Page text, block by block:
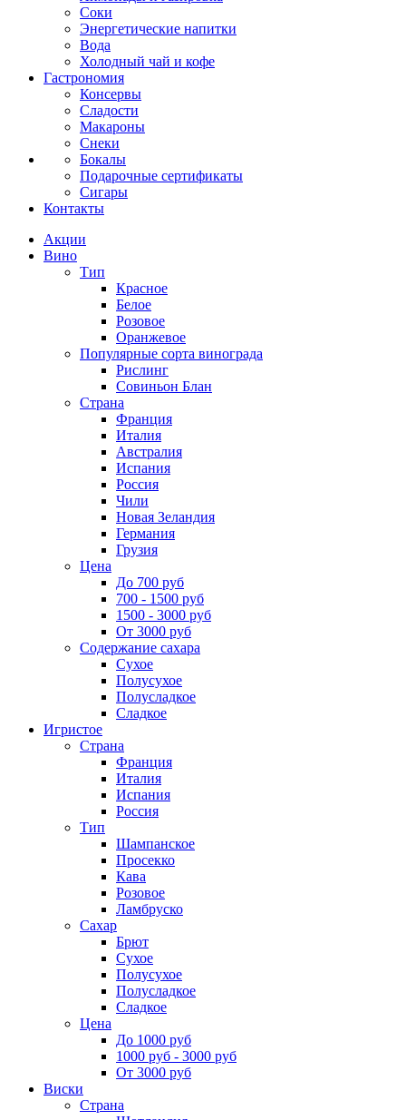
Соки
Энергетические напитки
Вода
Холодный чай и кофе
Гастрономия
Консервы
Сладости
Макароны
Снеки
Бокалы
Подарочные сертификаты
Сигары
Контакты
Акции
Вино
Тип
Красное
Белое
Розовое
Оранжевое
Популярные сорта винограда
Рислинг
Совиньон Блан
Страна
Франция
Италия
Австралия
Испания
Россия
Чили
Новая Зеландия
Германия
Грузия
Цена
До 700 руб
700 - 1500 руб
1500 - 3000 руб
От 3000 руб
Содержание сахара
Сухое
Полусухое
Полусладкое
Сладкое
Игристое
Страна
Франция
Италия
Испания
Россия
Тип
Шампанское
Просекко
Кава
Розовое
Ламбруско
Сахар
Брют
Сухое
Полусухое
Полусладкое
Сладкое
Цена
До 1000 руб
1000 руб - 3000 руб
От 3000 руб
Виски
Страна